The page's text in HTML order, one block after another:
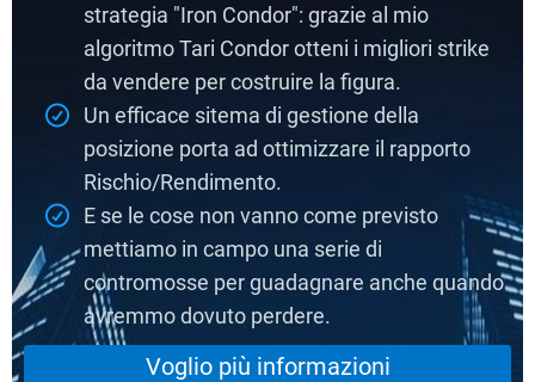
strategia "Iron Condor": grazie al mio
algoritmo Tari Condor otteni i migliori strike
da vendere per costruire la figura.
Un efficace sitema di gestione della
posizione porta ad ottimizzare il rapporto
Rischio/Rendimento.
E se le cose non vanno come previsto
mettiamo in campo una serie di
contromosse per guadagnare anche quando
avremmo dovuto perdere.
Voglio più informazioni